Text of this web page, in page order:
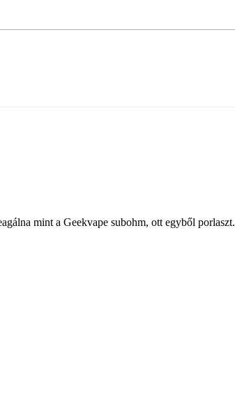
mint a Geekvape subohm, ott egyből porlaszt.